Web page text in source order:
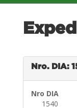
Nro. DIA:
Nro DIA
1540